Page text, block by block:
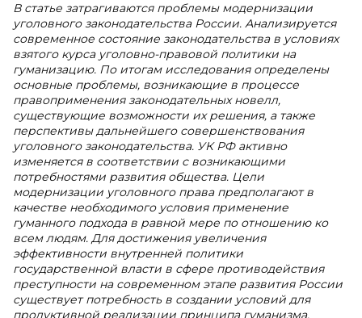
В статье затрагиваются проблемы модернизации
уголовного законодательства России. Анализируется
современное состояние законодательства в условиях
взятого курса уголовно-правовой политики на
гуманизацию. По итогам исследования определены
основные проблемы, возникающие в процессе
правоприменения законодательных новелл,
существующие возможности их решения, а также
перспективы дальнейшего совершенствования
уголовного законодательства. УК РФ активно
изменяется в соответствии с возникающими
потребностями развития общества. Цели
модернизации уголовного права предполагают в
качестве необходимого условия применение
гуманного подхода в равной мере по отношению ко
всем людям. Для достижения увеличения
эффективности внутренней политики
государственной власти в сфере противодействия
преступности на современном этапе развития России
существует потребность в создании условий для
продуктивной реализации принципа гуманизма.